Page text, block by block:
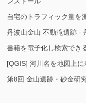
自宅のトラフィック量を
丹波山金山 不動滝遺跡 -
書籍を電子化し検索でき
[QGIS] 河川名を地図上に
第8回 金山遺跡・砂金研